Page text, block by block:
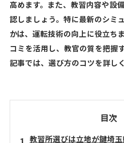
高めます。また、教習内容や設
認しましょう。特に最新のシミ
かは、運転技術の向上に役立ち
コミを活用し、教官の質を把握
記事では、選び方のコツを詳し
目次
教習所選びは立地が鍵埼